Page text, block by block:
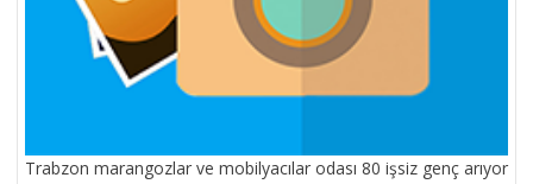
Trabzon marangozlar ve mobilyacılar odası 80 işsiz genç arıyor